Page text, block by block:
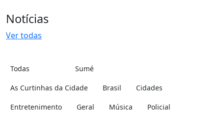
Notícias
Ver todas
Todas Sumé
As Curtinhas da Cidade
Brasil Cidades
Entretenimento Geral Música Policial